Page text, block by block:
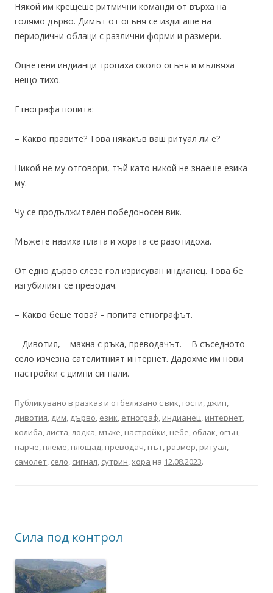
Някой им крещеше ритмични команди от върха на
голямо дърво. Димът от огъня се издигаше на
периодични облаци с различни форми и размери.
Оцветени индианци тропаха около огъня и мълвяха
нещо тихо.
Етнографа попита:
– Какво правите? Това някакъв ваш ритуал ли е?
Никой не му отговори, тъй като никой не знаеше езика
му.
Чу се продължителен победоносен вик.
Мъжете навиха плата и хората се разотидоха.
От едно дърво слезе гол изрисуван индианец. Това бе
изгубилият се преводач.
– Какво беше това? – попита етнографът.
– Дивотия, – махна с ръка, преводачът. – В съседното
село изчезна сателитният интернет. Дадохме им нови
настройки с димни сигнали.
Публикувано в разказ и отбелязано с вик, гости, джип,
дивотия, дим, дърво, език, етнограф, индианец, интернет,
колиба,листа,лодка, мъже, настройки, небе, облак, огън,
парче, племе, площад, преводач, път, размер, ритуал,
самолет, село, сигнал, сутрин,хора на 12.08.2023.
Сила под контрол